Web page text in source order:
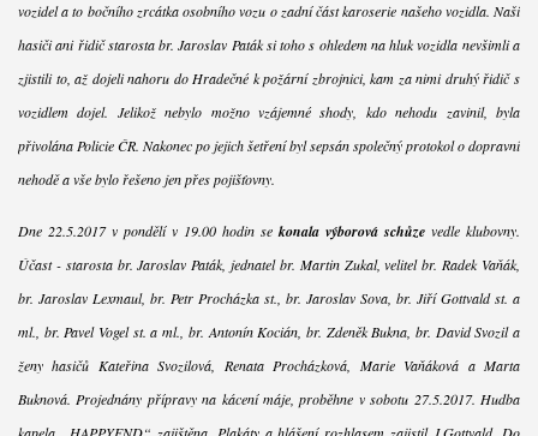
vozidel a to bočního zrcátka osobního vozu o zadní část karoserie našeho vozidla. Naši
hasiči ani řidič starosta br. Jaroslav Paták si toho s ohledem na hluk vozidla nevšimli a
zjistili to, až dojeli nahoru do Hradečné k požární zbrojnici, kam za nimi druhý řidič s
vozidlem dojel. Jelikož nebylo možno vzájemné shody, kdo nehodu zavinil, byla
přivolána Policie ČR. Nakonec po jejich šetření byl sepsán společný protokol o dopravní
nehodě a vše bylo řešeno jen přes pojišťovny.
Dne 22.5.2017 v pondělí v 19.00 hodin sekonala výborová schůzevedle klubovny.
Účast - starosta br. Jaroslav Paták, jednatel br. Martin Zukal, velitel br. Radek Vaňák,
br. Jaroslav Lexmaul, br. Petr Procházka st., br. Jaroslav Sova, br. Jiří Gottvald st. a
ml., br. Pavel Vogel st. a ml., br. Antonín Kocián, br. Zdeněk Bukna, br. David Svozil a
ženy hasičů Kateřina Svozilová, Renata Procházková, Marie Vaňáková a Marta
Buknová. Projednány přípravy na kácení máje, proběhne v sobotu 27.5.2017. Hudba